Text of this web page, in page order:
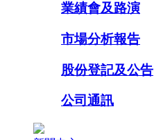
業績會及路演
市場分析報告
股份登記及公告
公司通訊